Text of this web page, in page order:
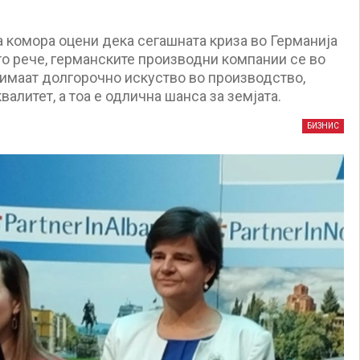
оцени дека сегашната криза во Германија
рече, германските производни компании се во
долгорочно искуство во производство,
а тоа е одлична шанса за земјата.
БИЗНИС